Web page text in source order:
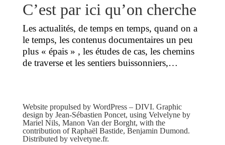
C’est par ici qu’on cherche
Les actualités, de temps en temps, quand on a
le temps, les contenus documentaires un peu
plus « épais » , les études de cas, les chemins
de traverse et les sentiers buissonniers,…
Website propulsed by WordPress – DIVI. Graphic
design by Jean-Sébastien Poncet, using Velvelyne by
Mariel Nils, Manon Van der Borght, with the
contribution of Raphaël Bastide, Benjamin Dumond.
Distributed by velvetyne.fr.